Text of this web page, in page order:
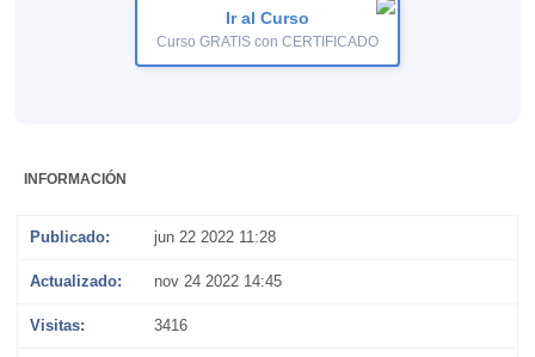
Ir al Curso
Curso GRATIS con CERTIFICADO
INFORMACIÓN
Publicado: jun 22 2022 11:28
Actualizado: nov 24 2022 14:45
Visitas: 3416